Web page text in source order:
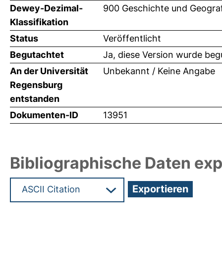
Dewey-Dezimal-
Klassifikation
900 Geschichte und
Status
Veröffentlicht
Begutachtet
Ja, diese Version wurde
An der Universität
Regensburg
entstanden
Unbekannt / Keine Angabe
Dokumenten-ID 13951
Bibliographische Daten